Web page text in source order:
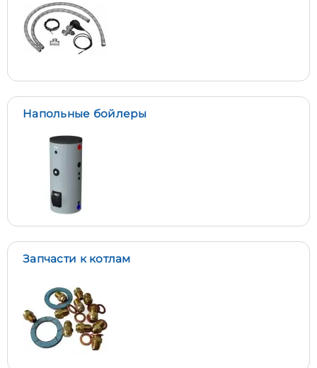
Напольные бойлеры
Запчасти к котлам